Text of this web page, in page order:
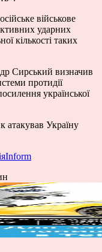
військове
ударних
кількості таких
Сирський визначив
протидії
української
атакував Україну